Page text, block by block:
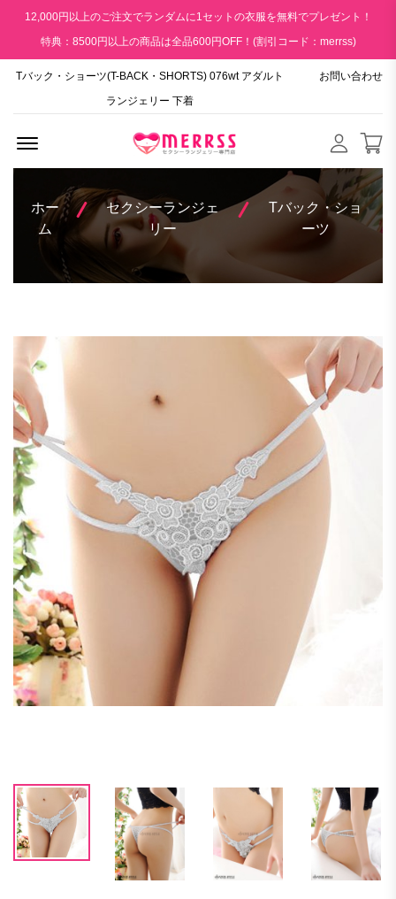
12,000円以上のご注文でランダムに1セットの衣服を無料でプレゼント！
特典：8500円以上の商品は全品600円OFF！(割引コード：merrss)
Tバック・ショーツ(T-BACK・SHORTS) 076wt アダルト
ランジェリー 下着
お問い合わせ
ホー
ム
セクシーランジェ
リー
Tバック・ショ
ーツ